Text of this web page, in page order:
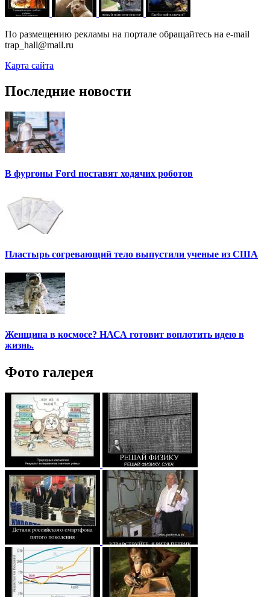
По размещению рекламы на портале обращайтесь на e-mail
trap_hall@mail.ru
Карта сайта
Последние новости
В фургоны Ford поставят ходячих роботов
Пластырь согревающий тело выпустили ученые из США
Женщина в космосе? НАСА готовит воплотить идею в
жизнь.
Фото галерея